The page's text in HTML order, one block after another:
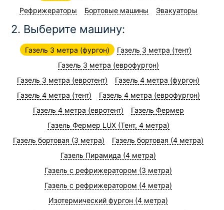
Рефрижераторы
Бортовые машины Эвакуаторы
2. Выберите машину:
Газель 3 метра (фургон)
Газель 3 метра (тент)
Газель 3 метра (еврофургон)
Газель 3 метра (евротент)
Газель 4 метра (фургон)
Газель 4 метра (тент)
Газель 4 метра (еврофургон)
Газель 4 метра (евротент)
Газель Фермер
Газель Фермер LUX (Тент, 4 метра)
Газель бортовая (3 метра)
Газель бортовая (4 метра)
Газель Пирамида (4 метра)
Газель с рефрижератором (3 метра)
Газель с рефрижератором (4 метра)
Изотермический фургон (4 метра)